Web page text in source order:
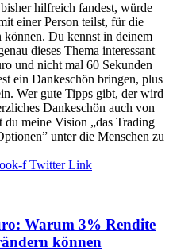
hilfreich fandest, würde
einer Person teilst, für die
können. Du kennst in deinem
dieses Thema interessant
und nicht mal 60 Sekunden
ein Dankeschön bringen, plus
Wer gute Tipps gibt, der wird
Dankeschön auch von
du meine Vision „das Trading
unter die Menschen zu
f Twitter Link
Warum 3% Rendite
können